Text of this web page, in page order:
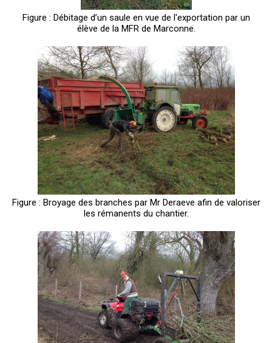
Figure : Débitage d’un saule en vue de l'exportation par un
élève de la MFR de Marconne.
Figure : Broyage des branches par Mr Deraeve afin de valoriser
les rémanents du chantier.